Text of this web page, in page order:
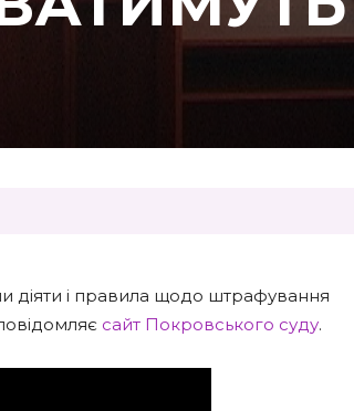
діяти і правила щодо штрафування
сайт Покровського суду.